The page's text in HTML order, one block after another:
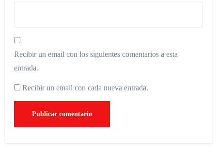
Recibir un email con los siguientes comentarios a esta
entrada.
Recibir un email con cada nueva entrada.